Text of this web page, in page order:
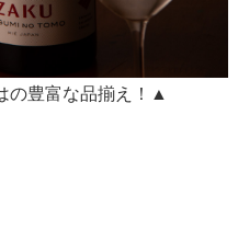
の豊富な品揃え！▲